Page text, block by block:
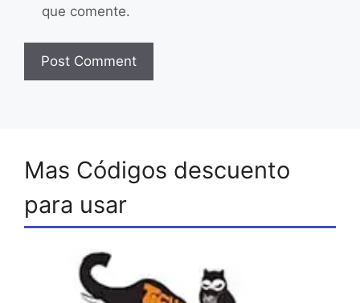
que comente.
Mas Códigos descuento
para usar